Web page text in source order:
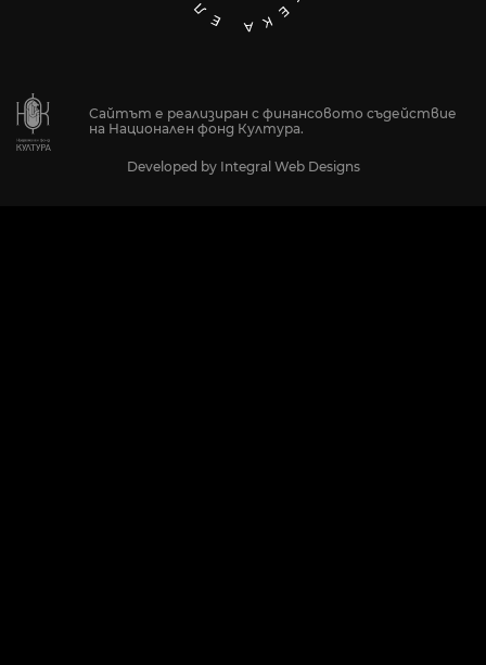
Сайтът е реализиран с финансовото съдействие
на Национален фонд Култура.
Developed by Integral Web Designs